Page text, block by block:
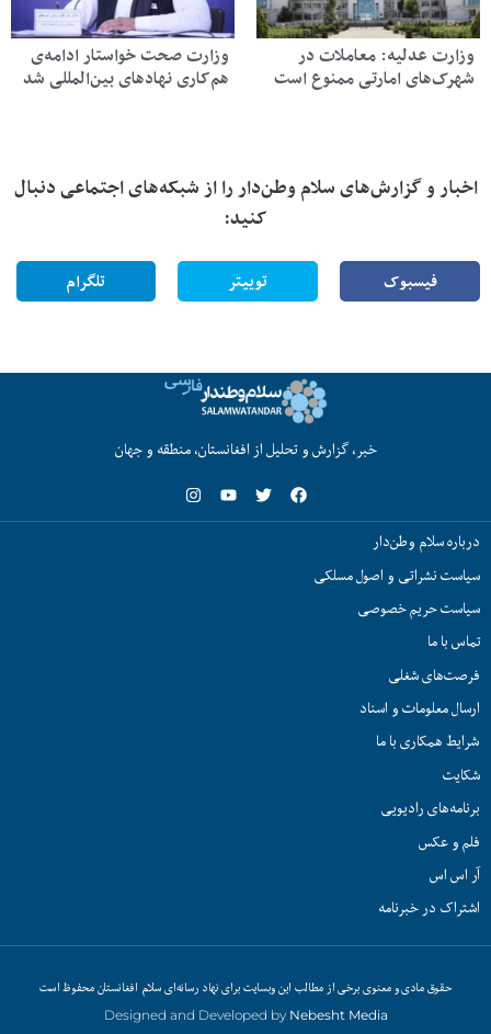
وزارت عدلیه: معاملات در
شهرک‌های امارتی ممنوع است
وزارت صحت خواستار ادامه‌ی
هم‌کاری نهادهای بین‌المللی شد
اخبار و گزارش‌های سلام وطن‌دار را از شبکه‌های اجتماعی دنبال
کنید:
فیسبوک توییتر تلگرام
خبر، گزارش و تحلیل از افغانستان، منطقه و جهان
درباره سلام وطن‌دار
سیاست نشراتی و اصول مسلکی
سیاست حریم خصوصی
تماس با ما
فرصت‌های شغلی
ارسال معلومات و اسناد
شرایط همکاری با ما
شکایت
برنامه‌های رادیویی
فلم و عکس
آر اس اس
اشتراک در خبرنامه
حقوق مادی و معنوی برخی از مطالب این وبسایت برای نهاد رسانه‌ای سلام افغانستان محفوظ است
Designed and Developed by Nebesht Media